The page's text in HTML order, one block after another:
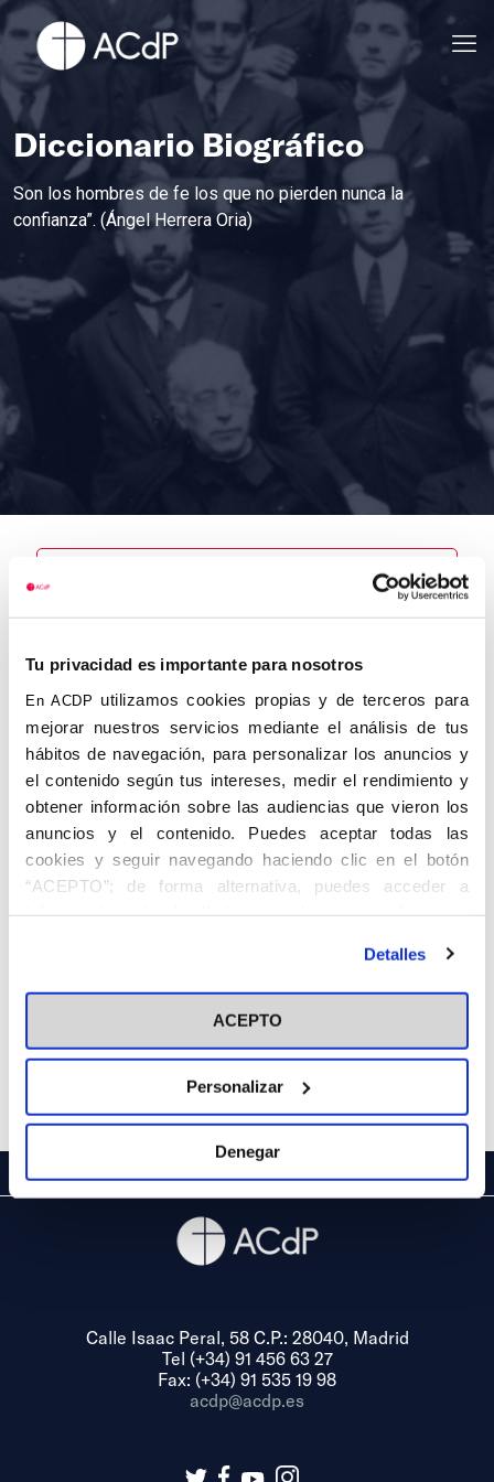
Tu privacidad es importante para nosotros
En ACDP utilizamos cookies propias y de terceros para
mejorar nuestros servicios mediante el análisis de tus
hábitos de navegación, para personalizar los anuncios y
el contenido según tus intereses, medir el rendimiento y
obtener información sobre las audiencias que vieron los
anuncios y el contenido. Puedes aceptar todas las
cookies y seguir navegando haciendo clic en el botón
“ACEPTO”; de forma alternativa, puedes acceder a
información más detallada y cambiar tus preferencias
en el botón "Personalizar". Para más información puedes
visitar nuestra Política de Cookies
Detalles
ACEPTO
Personalizar
Denegar
Diccionario Biográfico
Son los hombres de fe los que no pierden nunca la
confianza”. (Ángel Herrera Oria)
Sales Sanz,
Rafael
Autor
Centro de
adscripción
Castellón
Fecha de
nacimiento
01/01/1906
Lugar de
Fecha de
defunción
Lugar de
defunción
Calle Isaac Peral, 58 C.P.: 28040, Madrid
Tel (+34) 91 456 63 27
Fax: (+34) 91 535 19 98
acdp@acdp.es